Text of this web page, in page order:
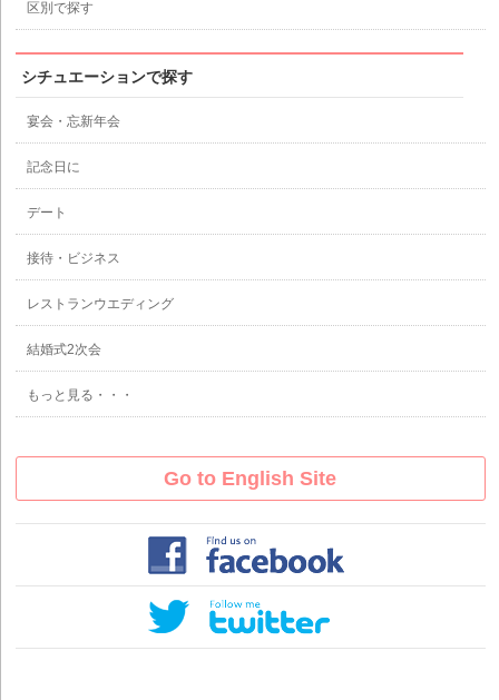
区別で探す
シチュエーションで探す
宴会・忘新年会
記念日に
デート
接待・ビジネス
レストランウエディング
結婚式2次会
もっと見る・・・
Go to English Site